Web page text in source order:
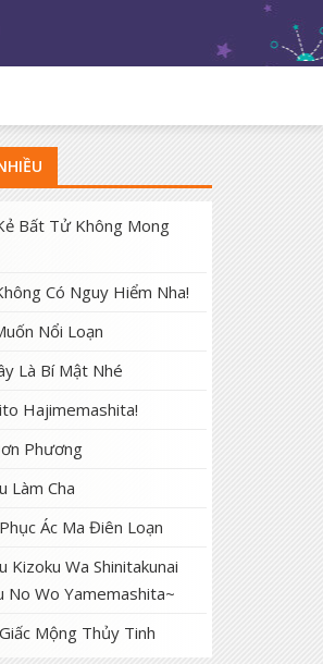
Bất Tử Không Mong
Có Nguy Hiểm Nha!
Nổi Loạn
Là Bí Mật Nhé
Hajimemashita!
Phương
Làm Cha
Ác Ma Điên Loạn
Kizoku Wa Shinitakunai
No Wo Yamemashita~
Mộng Thủy Tinh